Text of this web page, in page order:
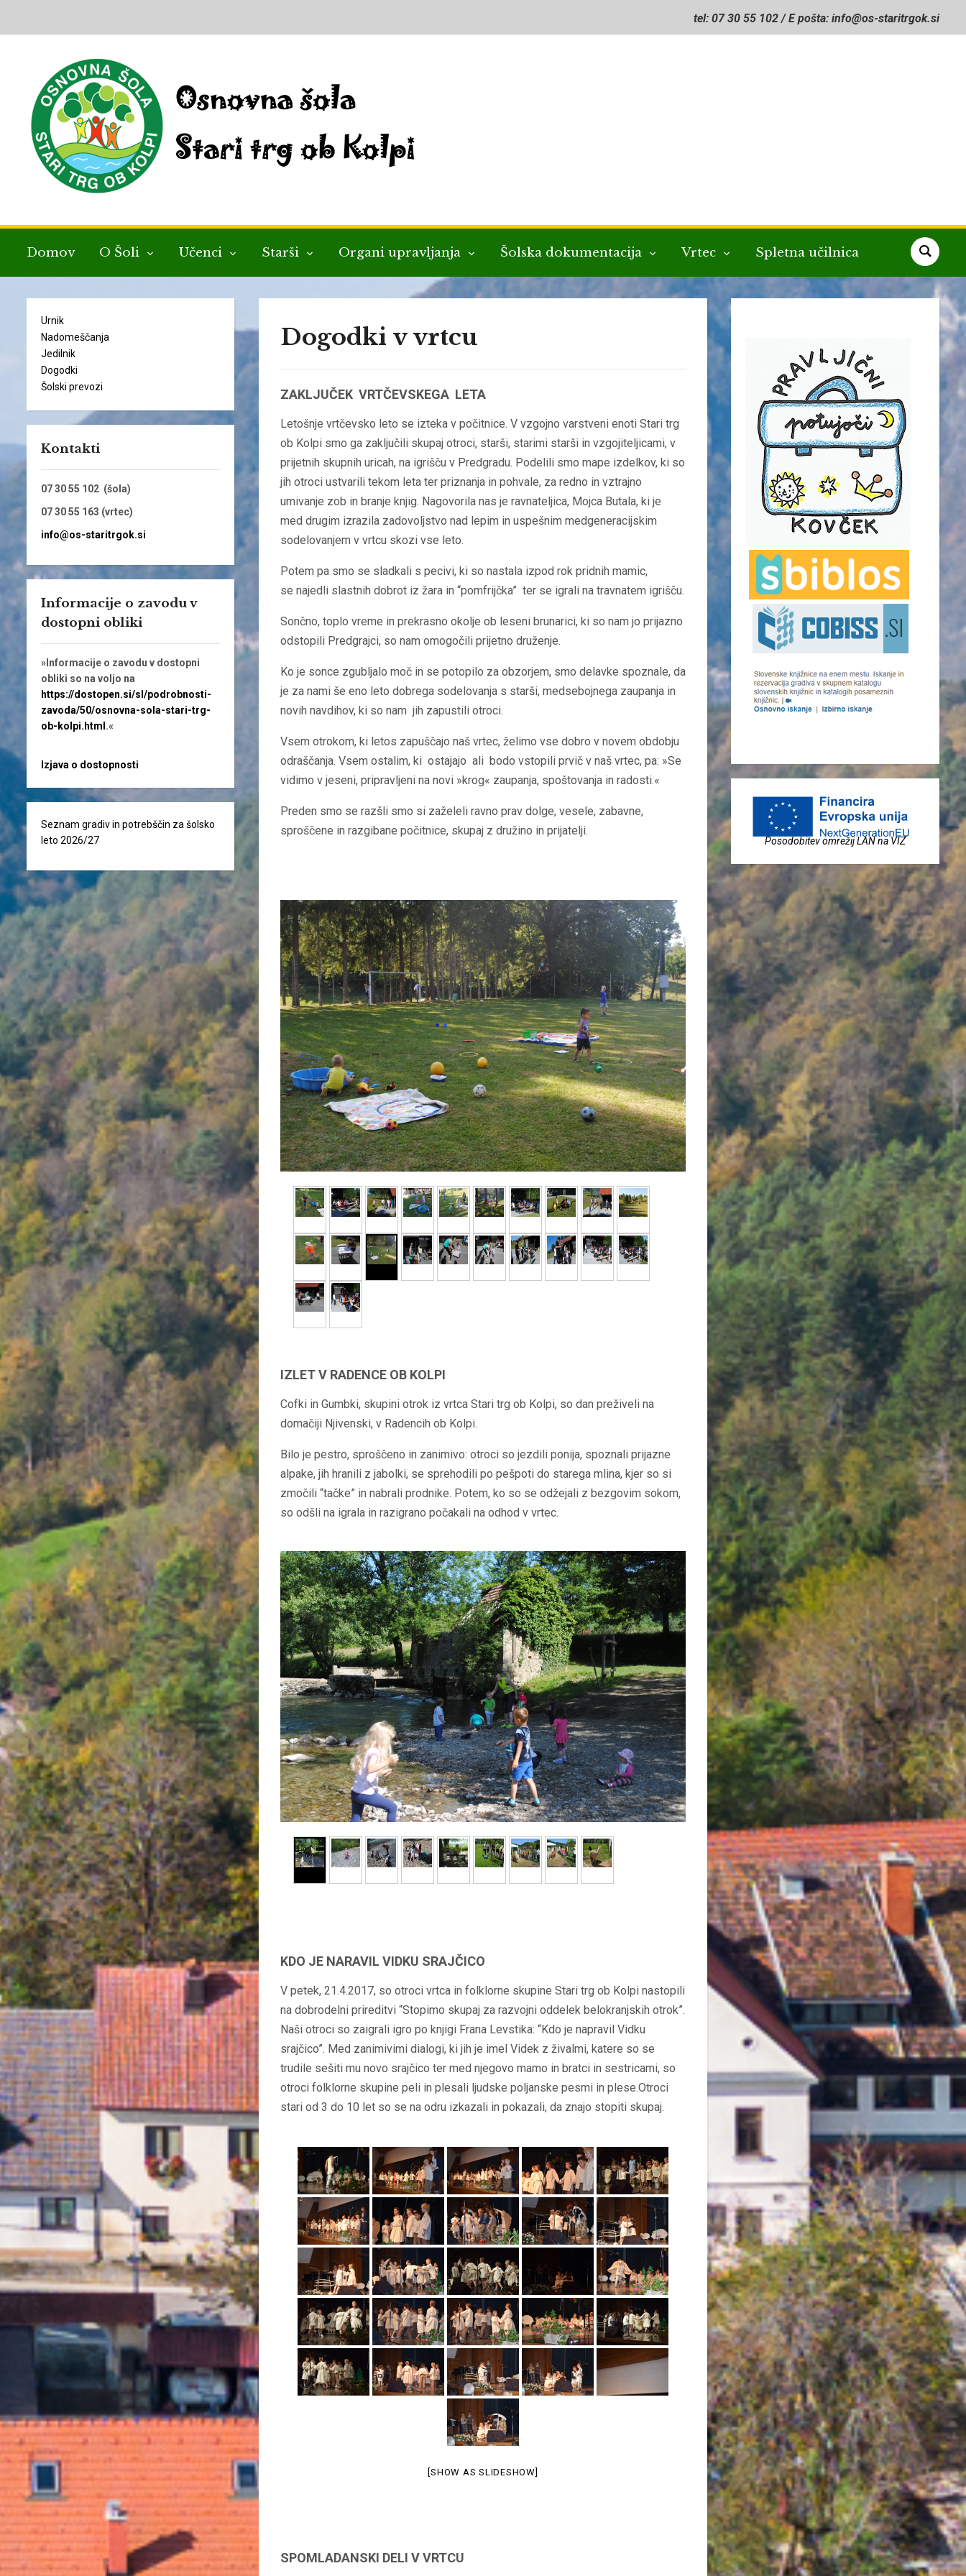
tel: 07 30 55 102 / E pošta: info@os-staritrgok.si
Domov O Šoli Učenci Starši Organi upravljanja Šolska dokumentacija Vrtec Spletna učilnica
Urnik
Nadomeščanja
Jedilnik
Dogodki
Šolski prevozi
Kontakti
07 30 55 102 (šola)
07 30 55 163 (vrtec)
info@os-staritrgok.si
Informacije o zavodu v
dostopni obliki
»Informacije o zavodu v dostopni
obliki so na voljo na
https://dostopen.si/sl/podrobnosti-
zavoda/50/osnovna-sola-stari-trg-
ob-kolpi.html .«
Izjava o dostopnosti
Seznam gradiv in potrebščin za šolsko
leto 2026/27
Dogodki v vrtcu
ZAKLJUČEK VRTČEVSKEGA LETA
Letošnje vrtčevsko leto se izteka v počitnice. V vzgojno varstveni enoti Stari trg
ob Kolpi smo ga zaključili skupaj otroci, starši, starimi starši in vzgojiteljicami, v
prijetnih skupnih uricah, na igrišču v Predgradu. Podelili smo mape izdelkov, ki so
jih otroci ustvarili tekom leta ter priznanja in pohvale, za redno in vztrajno
umivanje zob in branje knjig. Nagovorila nas je ravnateljica, Mojca Butala, ki je
med drugim izrazila zadovoljstvo nad lepim in uspešnim medgeneracijskim
sodelovanjem v vrtcu skozi vse leto.
Potem pa smo se sladkali s pecivi, ki so nastala izpod rok pridnih mamic,
se najedli slastnih dobrot iz žara in “pomfrijčka” ter se igrali na travnatem igrišču.
Sončno, toplo vreme in prekrasno okolje ob leseni brunarici, ki so nam jo prijazno
odstopili Predgrajci, so nam omogočili prijetno druženje.
Ko je sonce zgubljalo moč in se potopilo za obzorjem, smo delavke spoznale, da
je za nami še eno leto dobrega sodelovanja s starši, medsebojnega zaupanja in
novih navdihov, ki so nam jih zapustili otroci.
Vsem otrokom, ki letos zapuščajo naš vrtec, želimo vse dobro v novem obdobju
odraščanja. Vsem ostalim, ki ostajajo ali bodo vstopili prvič v naš vrtec, pa: »Se
vidimo v jeseni, pripravljeni na novi »krog« zaupanja, spoštovanja in radosti.«
Preden smo se razšli smo si zaželeli ravno prav dolge, vesele, zabavne,
sproščene in razgibane počitnice, skupaj z družino in prijatelji.​
IZLET V RADENCE OB KOLPI
Cofki in Gumbki, skupini otrok iz vrtca Stari trg ob Kolpi, so dan preživeli na
domačiji Njivenski, v Radencih ob Kolpi.
Bilo je pestro, sproščeno in zanimivo: otroci so jezdili ponija, spoznali prijazne
alpake, jih hranili z jabolki, se sprehodili po pešpoti do starega mlina, kjer so si
zmočili “tačke” in nabrali prodnike. Potem, ko so se odžejali z bezgovim sokom,
so odšli na igrala in razigrano počakali na odhod v vrtec.
KDO JE NARAVIL VIDKU SRAJČICO
V petek, 21.4.2017, so otroci vrtca in folklorne skupine Stari trg ob Kolpi nastopili
na dobrodelni prireditvi “Stopimo skupaj za razvojni oddelek belokranjskih otrok”.
Naši otroci so zaigrali igro po knjigi Frana Levstika: “Kdo je napravil Vidku
srajčico”. Med zanimivimi dialogi, ki jih je imel Videk z živalmi, katere so se
trudile sešiti mu novo srajčico ter med njegovo mamo in bratci in sestricami, so
otroci folklorne skupine peli in plesali ljudske poljanske pesmi in plese.Otroci
stari od 3 do 10 let so se na odru izkazali in pokazali, da znajo stopiti skupaj.
[SHOW AS SLIDESHOW]
SPOMLADANSKI DELI V VRTCU
Posodobitev omrežij LAN na VIZ